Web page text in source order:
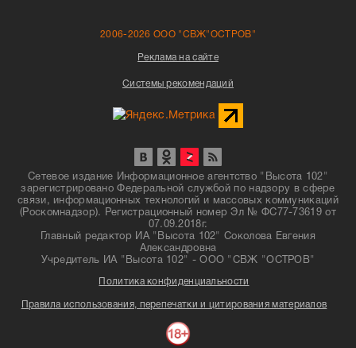
2006-2026 ООО "СВЖ"ОСТРОВ"
Реклама на сайте
Системы рекомендаций
Сетевое издание Информационное агентство "Высота 102"
зарегистрировано Федеральной службой по надзору в сфере
связи, информационных технологий и массовых коммуникаций
(Роскомнадзор). Регистрационный номер Эл № ФС77-73619 от
07.09.2018г.
Главный редактор ИА "Высота 102" Соколова Евгения
Александровна
Учредитель ИА "Высота 102" - ООО "СВЖ "ОСТРОВ"
Политика конфиденциальности
Правила использования, перепечатки и цитирования материалов